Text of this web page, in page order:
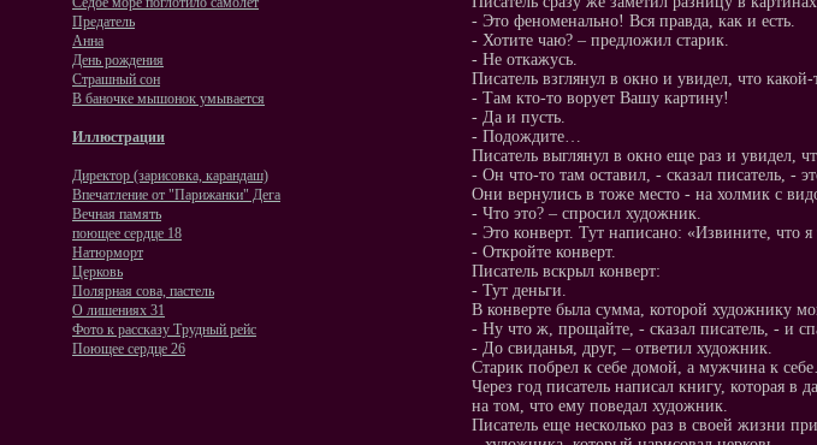
Предатель
Анна
День рождения
Страшный сон
В баночке мышонок умывается
Иллюстрации
Директор (зарисовка, карандаш)
Впечатление от "Парижанки" Дега
Вечная память
поющее сердце 18
Натюрморт
Церковь
Полярная сова, пастель
О лишениях 31
Фото к рассказу Трудный рейс
Поющее сердце 26
- Это феноменально! Вся правда, как и есть.
- Хотите чаю? – предложил старик.
- Не откажусь.
Писатель взглянул в окно и увидел, что
- Там кто-то ворует Вашу картину!
- Да и пусть.
- Подождите…
Писатель выглянул в окно еще раз и увидел,
- Он что-то там оставил, - сказал писатель, -
Они вернулись в тоже место - на холмик с
- Что это? – спросил художник.
- Это конверт. Тут написано: «Извините, что
- Откройте конверт.
Писатель вскрыл конверт:
- Тут деньги.
В конверте была сумма, которой художнику
- Ну что ж, прощайте, - сказал писатель, - и
- До свиданья, друг, – ответил художник.
Старик побрел к себе домой, а мужчина к
Через год писатель написал книгу, которая
на том, что ему поведал художник.
Писатель еще несколько раз в своей жизни